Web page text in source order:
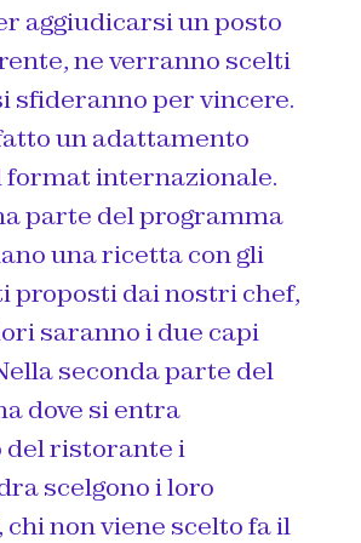
aggiudicarsi un posto
ne verranno scelti
sfideranno per vincere.
un adattamento
internazionale.
parte del programma
una ricetta con gli
proposti dai nostri chef,
saranno i due capi
seconda parte del
dove si entra
del ristorante i
scelgono i loro
non viene scelto fa il